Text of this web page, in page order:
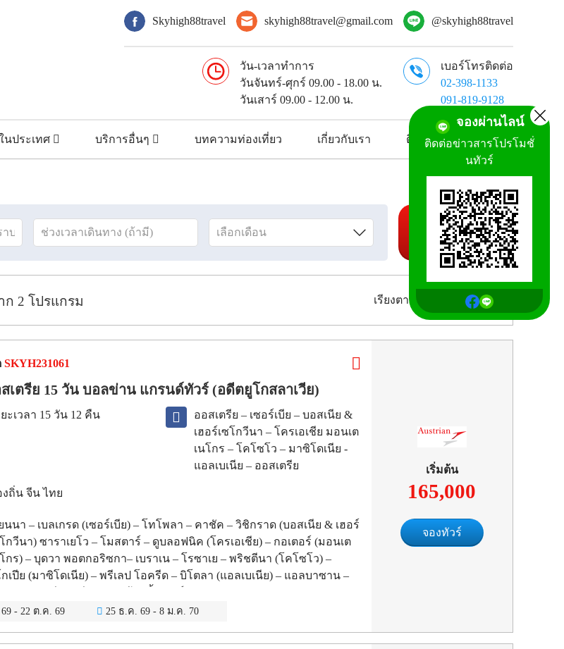
Skyhigh88travel skyhigh88travel@gmail.com @skyhigh88travel
วัน-เวลาทำการ
วันจันทร์-ศุกร์ 09.00 - 18.00 น.
วันเสาร์ 09.00 - 12.00 น.
เบอร์โทรติดต่อ
02-398-1133
091-819-9128
นประเทศ บริการอื่นๆ บทความท่องเที่ยว เกี่ยวกับเรา ติดต่อเรา
ค้นหาทัวร์
ก 2 โปรแกรม เรียงตาม
SKYH231061
เตรีย 15 วัน บอลข่าน แกรนด์ทัวร์ (อดีตยูโกสลาเวีย)
ะเวลา 15 วัน 12 คืน
ออสเตรีย – เซอร์เบีย – บอสเนีย &
เฮอร์เซโกวีนา – โครเอเชีย มอนเต
เนโกร – โคโซโว – มาซิโดเนีย -
แอลเบเนีย – ออสเตรีย
ถิ่น จีน ไทย
นนา – เบลเกรด (เซอร์เบีย) – โทโพลา – คาชัค – วิชิกราด (บอสเนีย & เฮอร์
กวีนา) ซาราเยโว – โมสตาร์ – ดูบลอฟนิค (โครเอเชีย) – กอเตอร์ (มอนเต
กร) – บุดวา พอตกอริซกา– เบราเน – โรซาเย – พริชตีนา (โคโซโว) –
เปีย (มาซิโดเนีย) – พรีเลป โอครีด – บิโตลา (แอลเบเนีย) – แอลบาซาน –
- 22 ต.ค. 69 25 ธ.ค. 69- 8 ม.ค. 70
เริ่มต้น
165,000
จองทัวร์
จองผ่านไลน์
ติดต่อข่าวสารโปรโมชั่
นทัวร์